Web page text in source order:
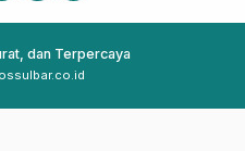
dan Terpercaya